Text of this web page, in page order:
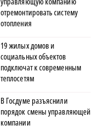
отремонтировать систему
отопления
19 жилых домов и
социальных объектов
подключат к современным
теплосетям
В Госдуме разъяснили
порядок смены управляющей
компании